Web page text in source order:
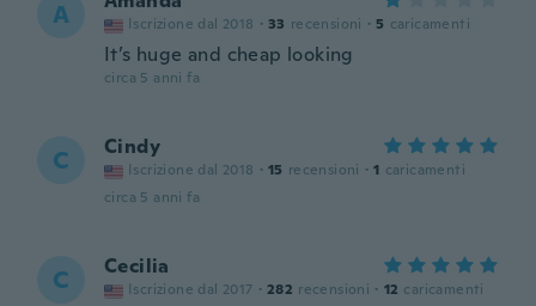
A Iscrizione dal 2018 · 33 recensioni · 5 caricamenti
It’s huge and cheap looking
circa 5 anni fa
C Cindy
Iscrizione dal 2018 · 15 recensioni · 1 caricamenti
circa 5 anni fa
C Cecilia
Iscrizione dal 2017 · 282 recensioni · 12 caricamenti